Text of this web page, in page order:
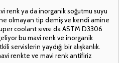
renk ya da inorganik soğutmu suyu
olmayan tip demiş ve kendi amine
coolant sıvısı da ASTM D3306
bu mavi renk ve inorganik
servislerin yaydığı bir alışkanlık.
renkte ve mavi renk antifiriz